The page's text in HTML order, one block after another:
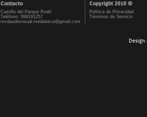
Contacto Copyright 2010 ©
Castillo del Parque Rodó
Teléfono: 099191257
mvdaudiovisual.mediateca@gmail.com
Política de Privacidad
Términos de Servicio